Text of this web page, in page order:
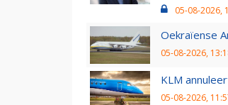
05-08-2026,
Oekraïense
05-08-2026,
KLM
05-08-2026,